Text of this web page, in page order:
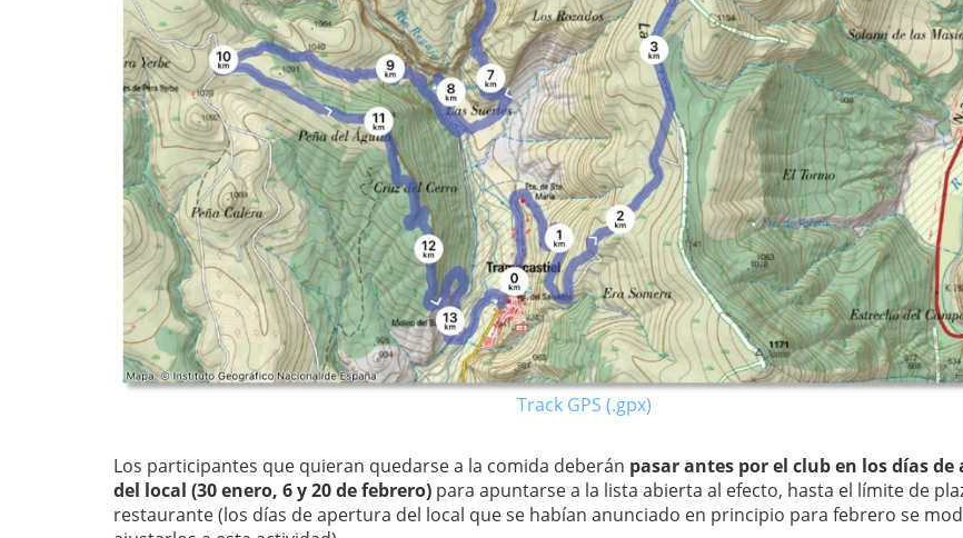
Track GPS (.gpx)
Los participantes que quieran quedarse a la comida deberán pasar antes por el club en los días
del local (30 enero, 6 y 20 de febrero) para apuntarse a la lista abierta al efecto, hasta el límite de
restaurante (los días de apertura del local que se habían anunciado en principio para febrero se